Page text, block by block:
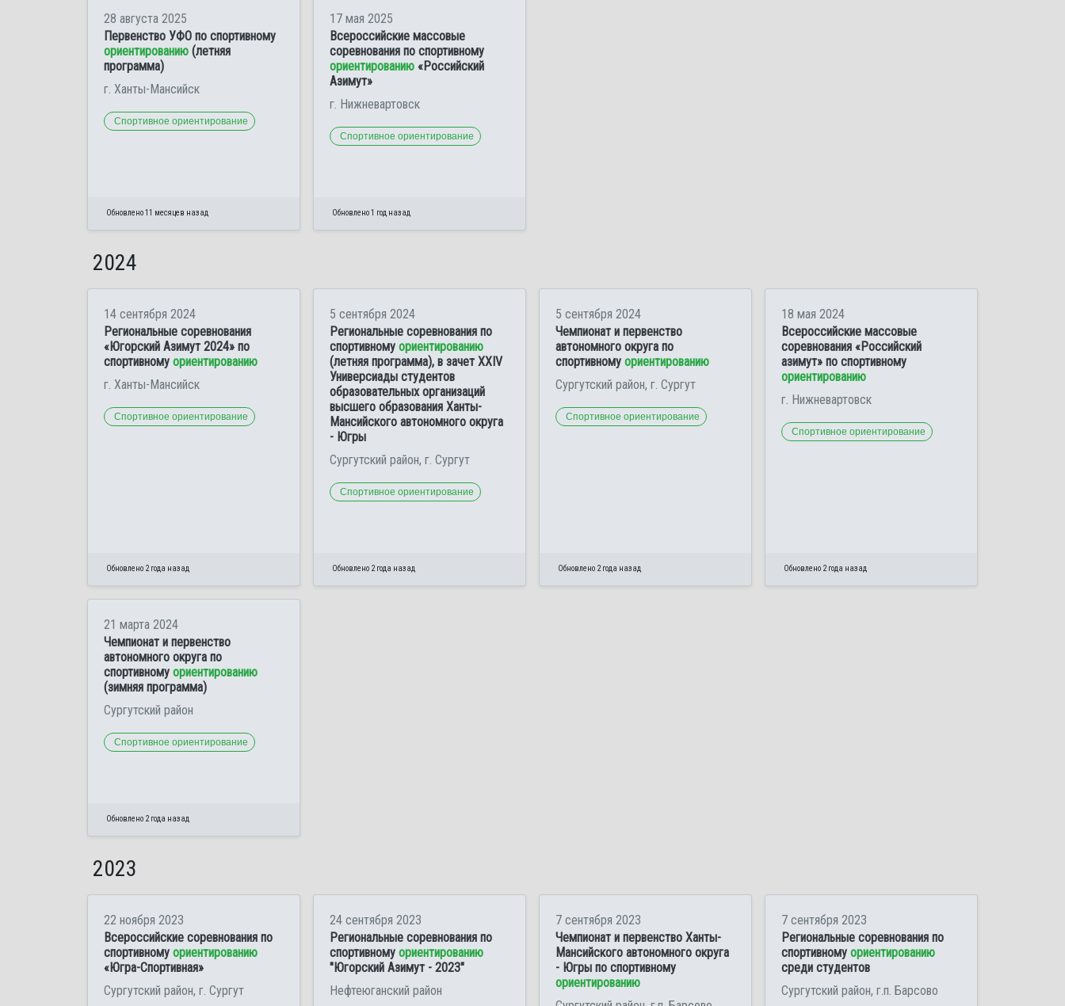
28 августа 2025
Первенство УФО по спортивному
ориентированию (летняя
программа)
г. Ханты-Мансийск
Спортивное ориентирование
Обновлено 11 месяцев назад
17 мая 2025
Всероссийские массовые
соревнования по спортивному
ориентированию «Российский
Азимут»
г. Нижневартовск
Спортивное ориентирование
Обновлено 1 год назад
2024
14 сентября 2024
Региональные соревнования
«Югорский Азимут 2024» по
спортивному ориентированию
г. Ханты-Мансийск
Спортивное ориентирование
Обновлено 2 года назад
5 сентября 2024
Региональные соревнования по
спортивному ориентированию
(летняя программа), в зачет XXIV
Универсиады студентов
образовательных организаций
высшего образования Ханты-
Мансийского автономного округа
- Югры
Сургутский район, г. Сургут
Спортивное ориентирование
Обновлено 2 года назад
5 сентября 2024
Чемпионат и первенство
автономного округа по
спортивному ориентированию
Сургутский район, г. Сургут
Спортивное ориентирование
Обновлено 2 года назад
18 мая 2024
Всероссийские массовые
соревнования «Российский
азимут» по спортивному
ориентированию
г. Нижневартовск
Спортивное ориентирование
Обновлено 2 года назад
21 марта 2024
Чемпионат и первенство
автономного округа по
спортивному ориентированию
(зимняя программа)
Сургутский район
Спортивное ориентирование
Обновлено 2 года назад
2023
22 ноября 2023
Всероссийские соревнования по
спортивному ориентированию
«Югра-Спортивная»
Сургутский район, г. Сургут
24 сентября 2023
Региональные соревнования по
спортивному ориентированию
"Югорский Азимут - 2023"
Нефтеюганский район
7 сентября 2023
Чемпионат и первенство Ханты-
Мансийского автономного округа
- Югры по спортивному
ориентированию
7 сентября 2023
Региональные соревнования по
спортивному ориентированию
среди студентов
Сургутский район, г.п. Барсово